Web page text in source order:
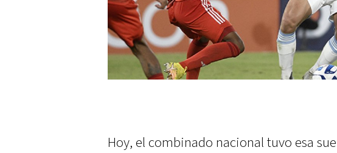
Hoy, el combinado nacional tuvo esa